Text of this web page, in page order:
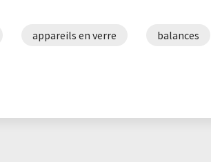
appareils en verre balances